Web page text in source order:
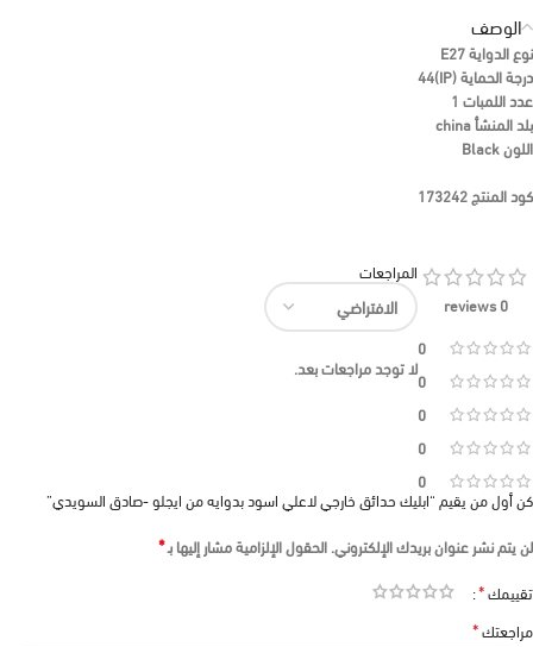
الوصف
نوع الدوايةE27
درجة الحماية (IP)
44
عدد اللمبات 1
بلد المنشأchina
اللونBlack
كود المنتج173242
0 reviews
0
0
0
0
0
المراجعات
لا توجد مراجعات بعد.
كن أول من يقيم “ابليك حدائق خارجي لاعلي اسود بدوايه من ايجلو -صادق السويدي”
لن يتم نشر عنوان بريدك الإلكتروني.الحقول الإلزامية مشار إليها بـ*
تقييمك*
مراجعتك*